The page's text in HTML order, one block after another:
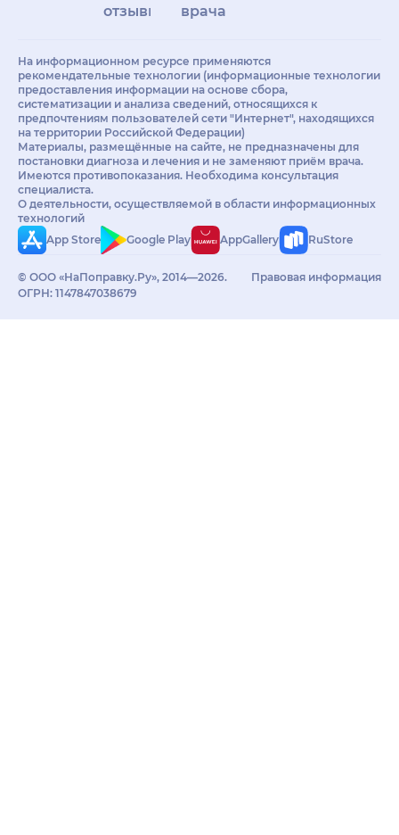
отзывы
врачам
На информационном ресурсе применяются
рекомендательные технологии (информационные технологии
предоставления информации на основе сбора,
систематизации и анализа сведений, относящихся к
предпочтениям пользователей сети "Интернет", находящихся
на территории Российской Федерации)
Материалы, размещённые на сайте, не предназначены для
постановки диагноза и лечения и не заменяют приём врача.
Имеются противопоказания. Необходима консультация
специалиста.
О деятельности, осуществляемой в области информационных
технологий
App Store
Google Play AppGallery RuStore
© ООО «НаПоправку.Ру», 2014—2026.
ОГРН: 1147847038679
Правовая информация